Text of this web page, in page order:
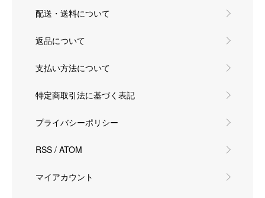
配送・送料について
返品について
支払い方法について
特定商取引法に基づく表記
プライバシーポリシー
RSS / ATOM
マイアカウント